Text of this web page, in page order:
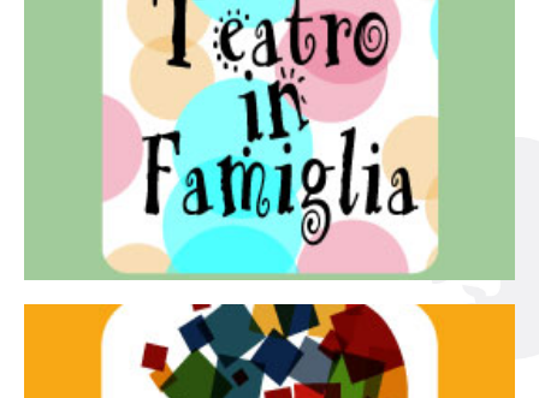
Teatro in famiglia
Teatro In Famiglia è una rassegna di teatro concepita
per far condividere e godere del teatro all’intera
famiglia.
Continua